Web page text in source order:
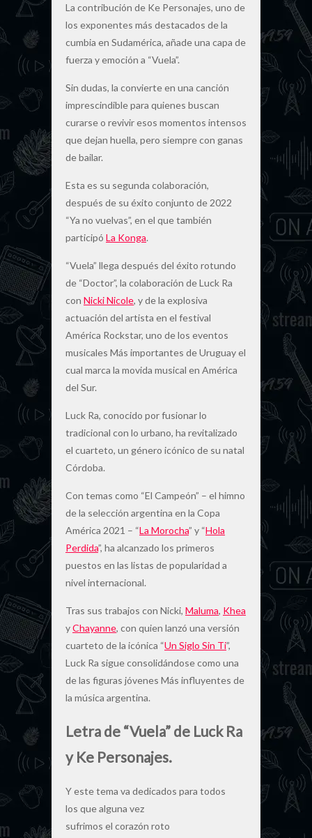
La contribución de Ke Personajes, uno de
los exponentes más destacados de la
cumbia en Sudamérica, añade una capa de
fuerza y emoción a “Vuela”.
Sin dudas, la convierte en una canción
imprescindible para quienes buscan
curarse o revivir esos momentos intensos
que dejan huella, pero siempre con ganas
de bailar.
Esta es su segunda colaboración,
después de su éxito conjunto de 2022
“Ya no vuelvas”, en el que también
participó La Konga.
“Vuela” llega después del éxito rotundo
de “Doctor”, la colaboración de Luck Ra
con Nicki Nicole, y de la explosiva
actuación del artista en el festival
América Rockstar, uno de los eventos
musicales Más importantes de Uruguay el
cual marca la movida musical en América
del Sur.
Luck Ra, conocido por fusionar lo
tradicional con lo urbano, ha revitalizado
el cuarteto, un género icónico de su natal
Córdoba.
Con temas como “El Campeón” – el himno
de la selección argentina en la Copa
América 2021 – “La Morocha” y “Hola
Perdida”, ha alcanzado los primeros
puestos en las listas de popularidad a
nivel internacional.
Tras sus trabajos con Nicki, Maluma, Khea
yChayanne, con quien lanzó una versión
cuarteto de la icónica “Un Siglo Sin Ti”,
Luck Ra sigue consolidándose como una
de las figuras jóvenes Más influyentes de
la música argentina.
Letra de “Vuela” de Luck Ra
y Ke Personajes.
Y este tema va dedicados para todos
los que alguna vez
sufrimos el corazón roto